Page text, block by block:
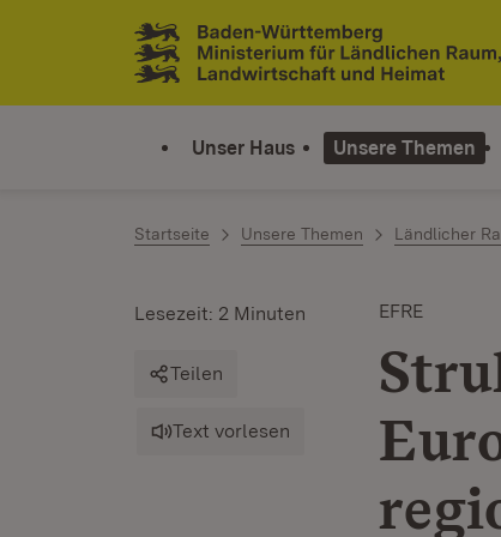
Zum Inhalt springen
Link zur Startseite
Unser Haus Unsere Themen
Startseite Unsere Themen Ländlicher
EFRE
Lesezeit: 2 Minuten
Teilen
Text vorlesen